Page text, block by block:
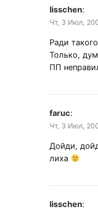
lisschen:
Чт, 3 Июл,
Ради
Только,
ПП
faruc:
Чт, 3 Июл,
Дойди,
лиха
lisschen: